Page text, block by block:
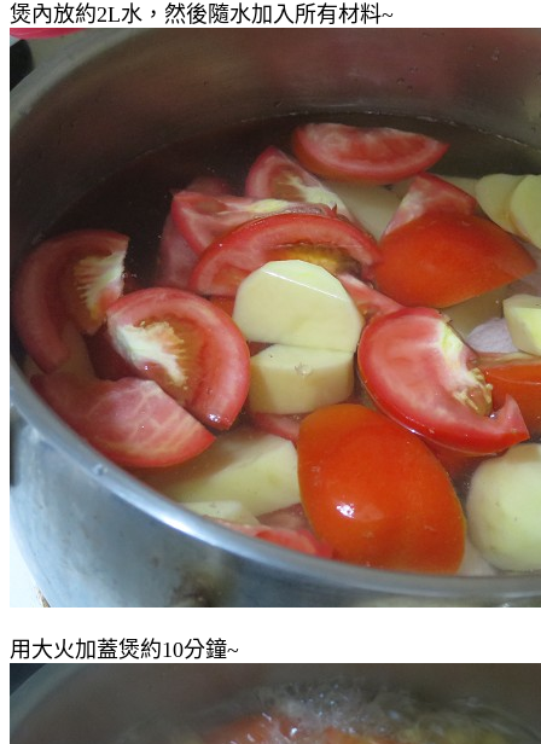
煲內放約2L水，然後隨水加入所有材料~
用大火加蓋煲約10分鐘~